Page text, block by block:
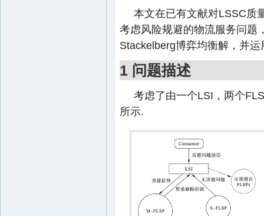
本文在已有文献对LSSC质
考虑风险规避的物流服务问题
Stackelberg博弈均衡解，并
1 问题描述
考虑了由一个LSI，两个
所示.